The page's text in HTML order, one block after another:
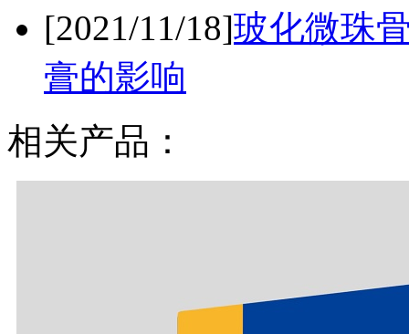
[2021/11/18]玻化微珠
膏的影响
相关产品：